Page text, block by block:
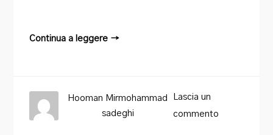
Continua a leggere →
Lascia un
commento
Hooman Mirmohammad
sadeghi